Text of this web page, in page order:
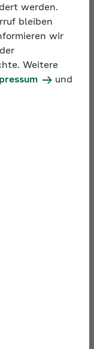
werden.
bleiben
wir
Weitere
und
wie
richtig
für das